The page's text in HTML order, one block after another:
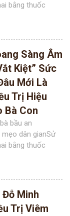
bằng thuốc
Sàng Âm
Kiệt” Sức
Mới Là
Trị Hiệu
Bà Con
bầu an
dân gianSử
bằng thuốc
Minh
Trị Viêm